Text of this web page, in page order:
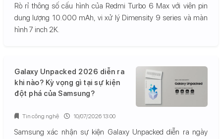
Rò rỉ thông số cấu hình của Redmi Turbo 6 Max với viên pin
dung lượng 10.000 mAh, vi xử lý Dimensity 9 series và màn
hình 7 inch 2K.
Galaxy Unpacked 2026 diễn ra
khi nào? Kỳ vọng gì tại sự kiện
đột phá của Samsung?
Samsung xác nhận sự kiện Galaxy Unpacked diễn ra ngày
Tin công nghệ 10/07/2026 13:00